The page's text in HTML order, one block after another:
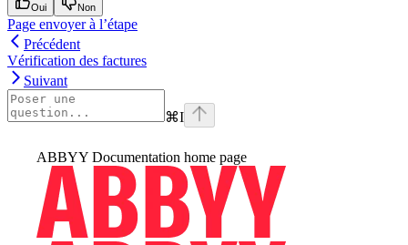
Oui Non
Page envoyer à l’étape
Précédent
Vérification des factures
Suivant
⌘I
ABBYY Documentation home page